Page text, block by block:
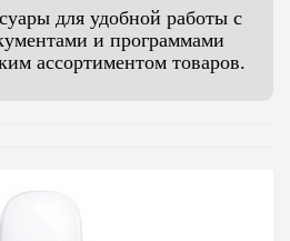
для удобной работы с
и программами
ассортиментом товаров.